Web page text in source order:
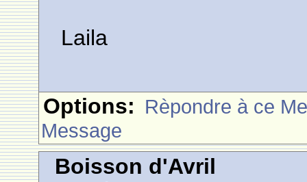
Laila
Options: Rèpondre à ce
Message
Boisson d'Avril